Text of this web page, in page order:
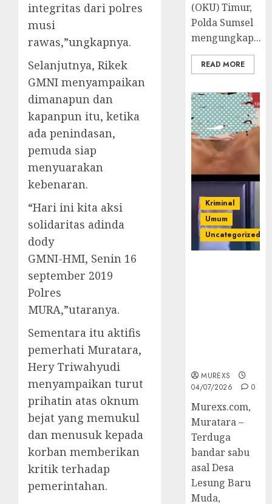
integritas dari polres
musi
rawas,”ungkapnya.
Selanjutnya, Rikek
GMNI menyampaikan
dimanapun dan
kapanpun itu, ketika
ada penindasan,
pemuda siap
menyuarakan
kebenaran.
“Hari ini kita aksi
solidaritas adinda
dody
GMNI-HMI, Senin 16
september 2019
Polres
MURA,”utaranya.
Sementara itu aktifis
pemerhati Muratara,
Hery Triwahyudi
menyampaikan turut
prihatin atas oknum
bejat yang memukul
dan menusuk kepada
korban memberikan
kritik terhadap
pemerintahan.
(OKU) Timur,
Polda Sumsel
mengungkap...
READ MORE
Kriminal
Umum
Uncategorized
MUREXS
04/07/2026
0
Murexs.com,
Muratara –
Terduga
bandar sabu
asal Desa
Lesung Baru
Muda,